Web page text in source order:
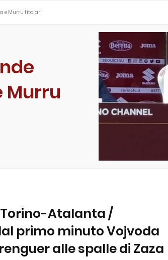
e Murru titolari
Murru
Atalanta /
primo minuto Vojvoda
alle spalle di Zaza